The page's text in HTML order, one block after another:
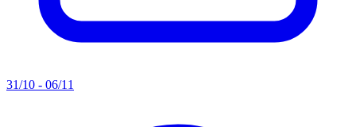
31/10 - 06/11